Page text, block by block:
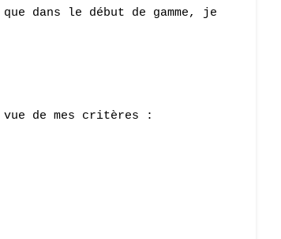
dans le début de gamme, je
vue de mes critères :